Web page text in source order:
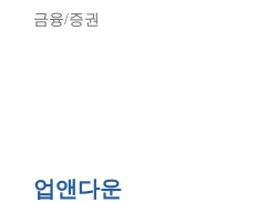
금융/증권
업앤다운